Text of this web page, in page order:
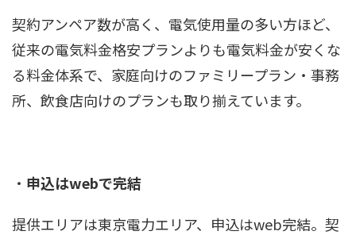
契約アンペア数が高く、電気使用量の多い方ほど、
従来の電気料金格安プランよりも電気料金が安くな
る料金体系で、家庭向けのファミリープラン・事務
所、飲食店向けのプランも取り揃えています。
・ 申込はwebで完結
提供エリアは東京電力エリア、申込はweb完結。契